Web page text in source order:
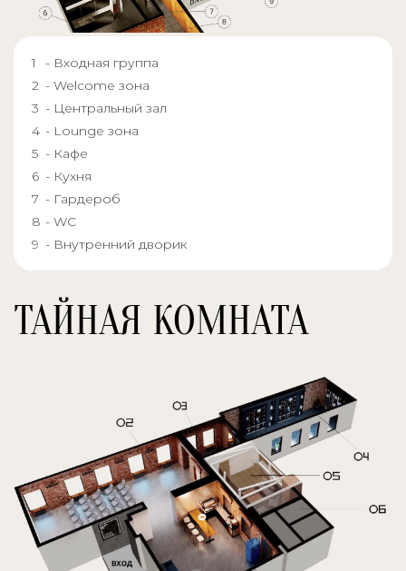
- Входная группа
- Welcome зона
- Центральный зал
- Lounge зона
- Кафе
- Кухня
- Гардероб
- WC
- Внутренний дворик
ТАЙНАЯ КОМНАТА